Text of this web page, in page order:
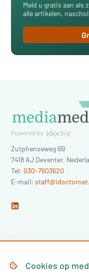
Meld u gratis aan als
alle artikelen,
Zutphenseweg 6B
7418 AJ Deventer,
Tel: 030-7603620
E-mail:
HomeCookies op